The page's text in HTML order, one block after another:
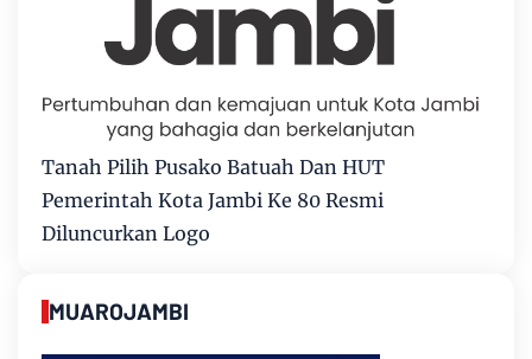
Tanah Pilih Pusako Batuah Dan HUT
Pemerintah Kota Jambi Ke 80 Resmi
Diluncurkan Logo
MUAROJAMBI